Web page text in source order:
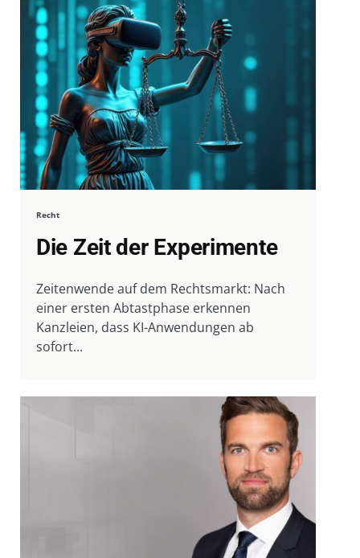
Recht
Die Zeit der Experimente
Zeitenwende auf dem Rechtsmarkt: Nach
einer ersten Abtastphase erkennen
Kanzleien, dass KI-Anwendungen ab
sofort...